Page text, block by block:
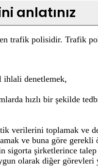
anlatınız
trafik polisidir. Trafik
ihlali denetlemek,
hızlı bir şekilde
verilerini toplamak ve
ve buna göre
sigorta şirketlerince
olarak diğer görevleri